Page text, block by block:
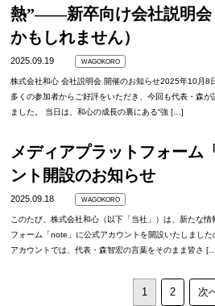
熱”——新卒向け会社説明会
かもしれません）
2025.09.19 WAGOKORO
株式会社和心 会社説明会 開催のお知らせ2025年10月8
多くの参加者からご好評をいただき、今回も代表・森
ました。 当日は、和心の成長の裏にある“強 […]
メディアプラットフォーム
ント開設のお知らせ
2025.09.18 WAGOKORO
このたび、株式会社和心（以下「当社」）は、新たな
フォーム「note」に公式アカウントを開設いたしまし
アカウントでは、代表・森智宏の言葉をそのまま皆さ
1 2 次